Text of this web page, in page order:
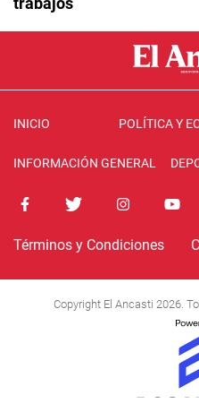
INICIO POLÍTICA Y
INFORMACIÓN GENERAL
Términos y Condiciones
Copyright El Ancasti 2026.